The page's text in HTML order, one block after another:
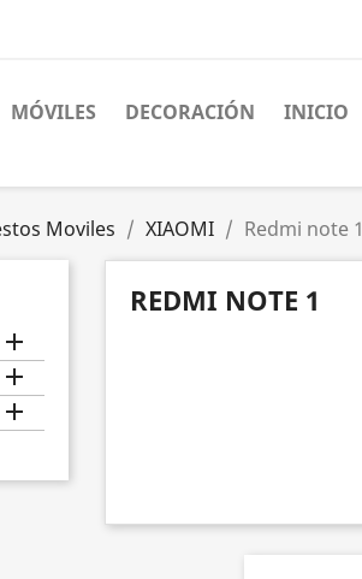
MÓVILES DECORACIÓN INICIO
Moviles XIAOMI Redmi note 1



REDMI NOTE 1